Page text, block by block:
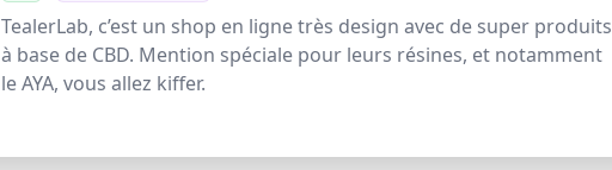
TealerLab, c’est un shop en ligne très design avec de super produits
à base de CBD. Mention spéciale pour leurs résines, et notamment
le AYA, vous allez kiffer.